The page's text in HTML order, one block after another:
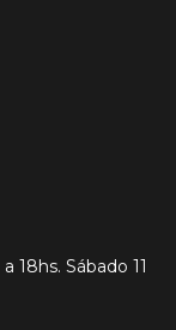
18hs. Sábado 11